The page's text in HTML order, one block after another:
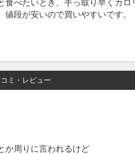
食べたいとき、手っ取り早くカ
段が安いので買いやすいです。
ミ・レビュー
か周りに言われるけど